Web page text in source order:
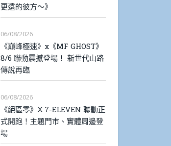
更遠的彼方～》
06/08/2026
《巔峰極速》x《MF GHOST》
8/6 聯動震撼登場！ 新世代山路
傳說再臨
06/08/2026
《絕區零》X 7-ELEVEN 聯動正
式開跑！主題門市、實體周邊登
場